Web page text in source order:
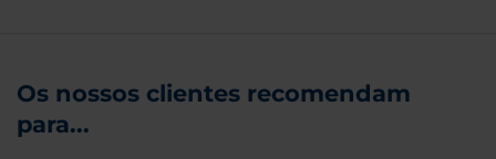
Os nossos clientes recomendam
para...